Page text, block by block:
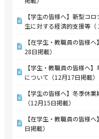
【学生の皆様へ】新型コ
生に対する経済的支援等（
【在学生・教職員の皆様
28日掲載）
【学生・教職員の皆様へ
について（12月17日掲載）
【学生の皆様へ】冬季休
（12月15日掲載）
【在学生・教職員の皆様
日掲載）